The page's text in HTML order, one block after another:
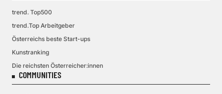
trend. Top500
trend.Top Arbeitgeber
Österreichs beste Start-ups
Kunstranking
Die reichsten Österreicher:innen
COMMUNITIES